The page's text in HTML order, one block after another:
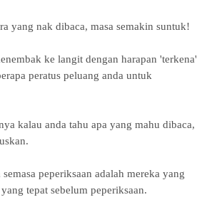
yang nak dibaca, masa semakin suntuk!
ke langit dengan harapan 'terkena'
peratus peluang anda untuk
kalau anda tahu apa yang mahu dibaca,
peperiksaan adalah mereka yang
tepat sebelum peperiksaan.